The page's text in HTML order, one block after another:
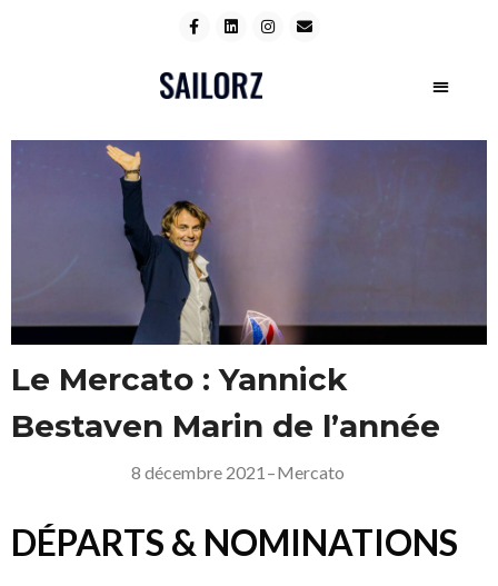
Le Mercato : Yannick
Bestaven Marin de l’année
8 décembre 2021 –Mercato
DÉPARTS & NOMINATIONS